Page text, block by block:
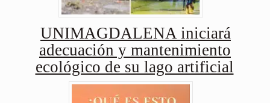
UNIMAGDALENA iniciará
adecuación y mantenimiento
ecológico de su lago artificial